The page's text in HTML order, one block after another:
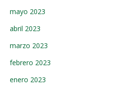
mayo 2023
abril 2023
marzo 2023
febrero 2023
enero 2023